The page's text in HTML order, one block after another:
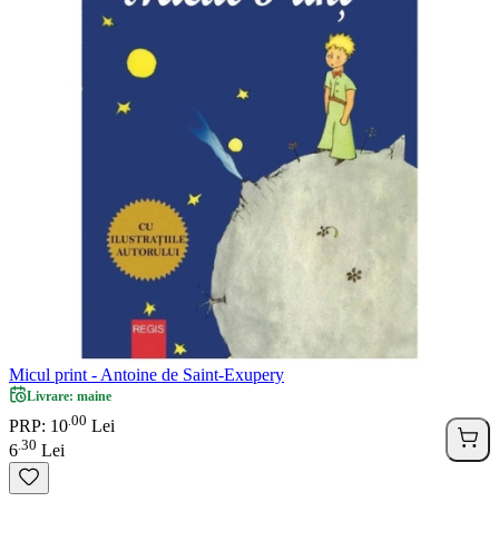
Micul print - Antoine de Saint-Exupery
Livrare: maine
PRP: 10 00 Lei
6 30 Lei